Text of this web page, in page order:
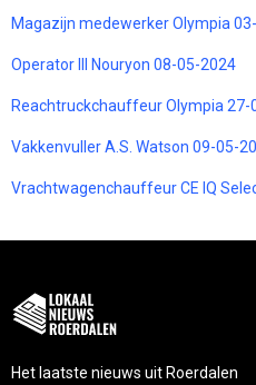
Magazijn medewerker Olympia
Operator III Nouryon 08-05-2024
Reachtruckchauffeur Olympia 27-
Vakkenvuller A.S. Watson 09-05-
Vrachtwagenchauffeur CE IQ
Het laatste nieuws uit Roerdalen